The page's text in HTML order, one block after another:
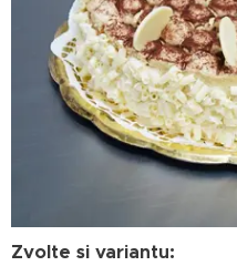
Zvolte si variantu: